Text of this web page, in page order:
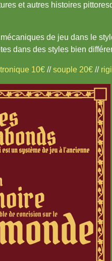
et autres histoires
de jeu dans le
dans des styles bien
10€ //souple 20€ //